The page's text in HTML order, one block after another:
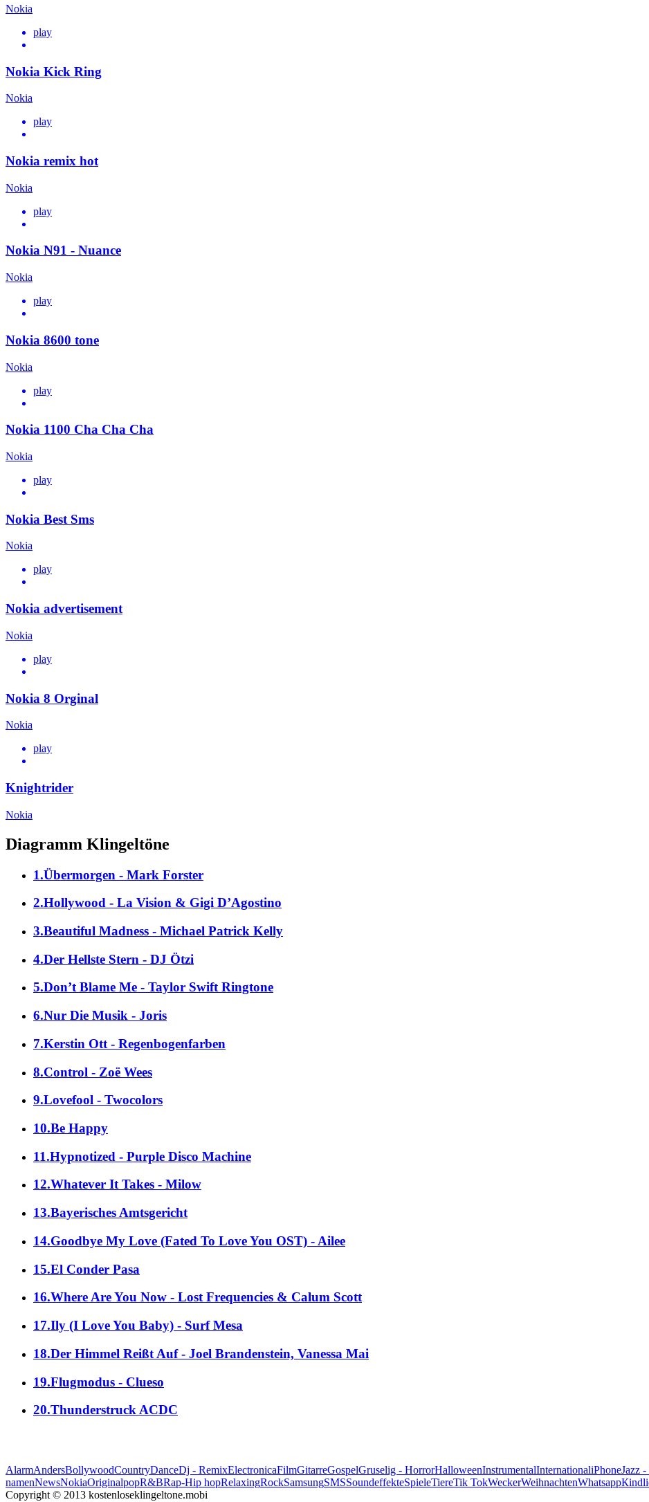
Nokia
play
Nokia Kick Ring
Nokia
play
Nokia remix hot
Nokia
play
Nokia N91 - Nuance
Nokia
play
Nokia 8600 tone
Nokia
play
Nokia 1100 Cha Cha Cha
Nokia
play
Nokia Best Sms
Nokia
play
Nokia advertisement
Nokia
play
Nokia 8 Orginal
Nokia
play
Knightrider
Nokia
Diagramm Klingeltöne
1.Übermorgen - Mark Forster
2.Hollywood - La Vision & Gigi D’Agostino
3.Beautiful Madness - Michael Patrick Kelly
4.Der Hellste Stern - DJ Ötzi
5.Don’t Blame Me - Taylor Swift Ringtone
6.Nur Die Musik - Joris
7.Kerstin Ott - Regenbogenfarben
8.Control - Zoë Wees
9.Lovefool - Twocolors
10.Be Happy
11.Hypnotized - Purple Disco Machine
12.Whatever It Takes - Milow
13.Bayerisches Amtsgericht
14.Goodbye My Love (Fated To Love You OST) - Ailee
15.El Conder Pasa
16.Where Are You Now - Lost Frequencies & Calum Scott
17.Ily (I Love You Baby) - Surf Mesa
18.Der Himmel Reißt Auf - Joel Brandenstein, Vanessa Mai
19.Flugmodus - Clueso
20.Thunderstruck ACDC
AlarmAndersBollywoodCountryDanceDj - RemixElectronicaFilmGitarreGospelGruselig - HorrorHalloweenInstrumentalInternationaliPhoneJazz
namenNewsNokiaOriginalpopR&BRap-Hip hopRelaxingRockSamsungSMSSoundeffekteSpieleTiereTik TokWeckerWeihnachtenWhatsapp
Copyright © 2013 kostenloseklingeltone.mobi